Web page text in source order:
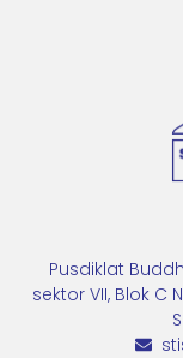
Pusdiklat
sektor VII, Blok C